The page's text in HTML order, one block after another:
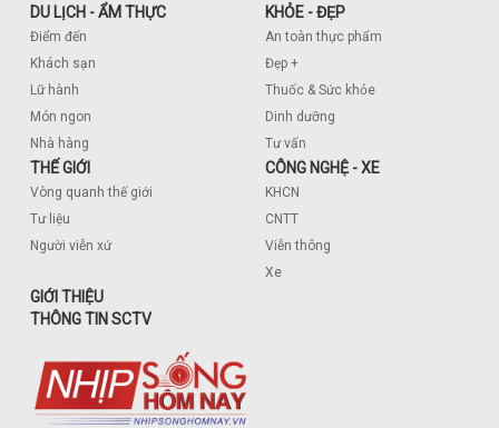
DU LỊCH - ẨM THỰC
Điểm đến
Khách sạn
Lữ hành
Món ngon
Nhà hàng
KHỎE - ĐẸP
An toàn thực phẩm
Đẹp +
Thuốc & Sức khỏe
Dinh dưỡng
Tư vấn
THẾ GIỚI
Vòng quanh thế giới
Tư liệu
Người viễn xứ
CÔNG NGHỆ - XE
KHCN
CNTT
Viễn thông
Xe
GIỚI THIỆU
THÔNG TIN SCTV